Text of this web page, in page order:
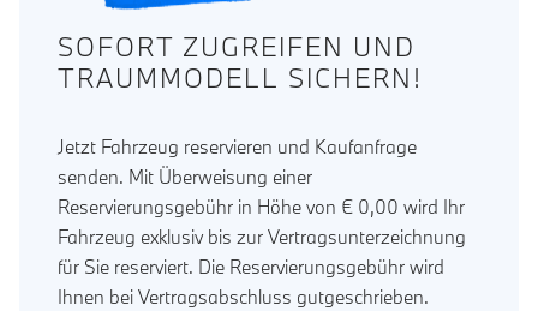
SOFORT ZUGREIFEN UND
TRAUMMODELL SICHERN!
Jetzt Fahrzeug reservieren und Kaufanfrage
senden. Mit Überweisung einer
Reservierungsgebühr in Höhe von € 0,00 wird Ihr
Fahrzeug exklusiv bis zur Vertragsunterzeichnung
für Sie reserviert. Die Reservierungsgebühr wird
Ihnen bei Vertragsabschluss gutgeschrieben.